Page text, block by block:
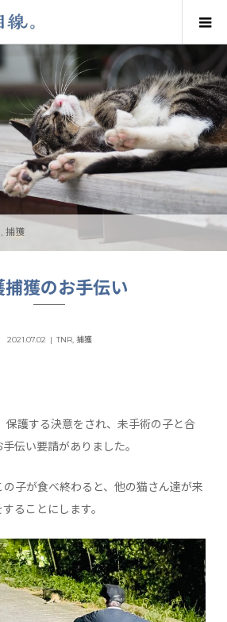
,捕獲
捕獲のお手伝い
2021.07.02 TNR, 捕獲
保護する決意をされ、未手術の子と合
伝い要請がありました。
子が食べ終わると、他の猫さん達が来
ることにします。